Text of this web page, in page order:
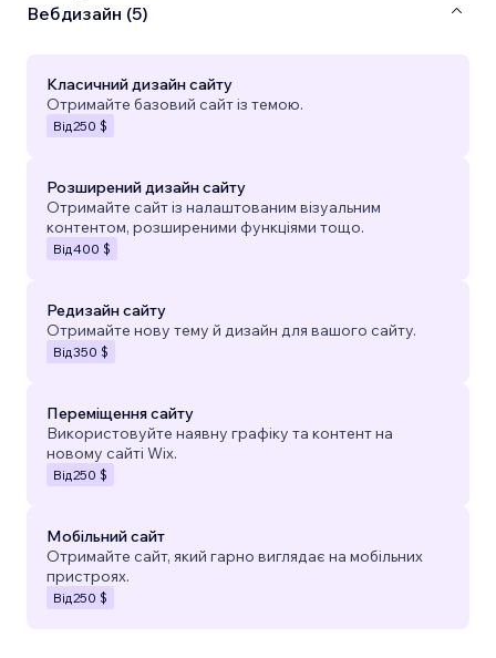
Вебдизайн (5)
Класичний дизайн сайту
Отримайте базовий сайт із темою.
Від250 $
Розширений дизайн сайту
Отримайте сайт із налаштованим візуальним
контентом, розширеними функціями тощо.
Від400 $
Редизайн сайту
Отримайте нову тему й дизайн для вашого сайту.
Від350 $
Переміщення сайту
Використовуйте наявну графіку та контент на
новому сайті Wix.
Від250 $
Мобільний сайт
Отримайте сайт, який гарно виглядає на мобільних
пристроях.
Від250 $